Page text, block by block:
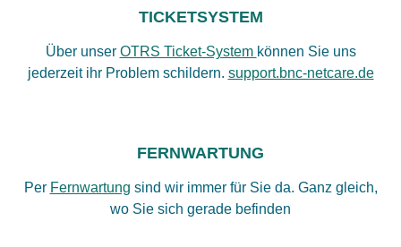
TICKETSYSTEM
Über unser OTRS Ticket-System können Sie uns
jederzeit ihr Problem schildern. support.bnc-netcare.de
FERNWARTUNG
Per Fernwartung sind wir immer für Sie da. Ganz gleich,
wo Sie sich gerade befinden